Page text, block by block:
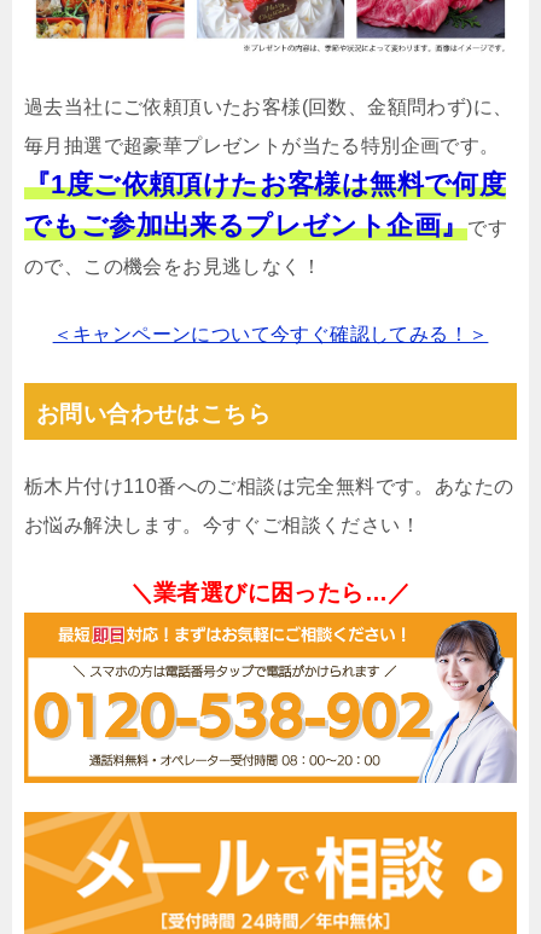
過去当社にご依頼頂いたお客様(回数、金額問わず)に、
毎月抽選で超豪華プレゼントが当たる特別企画です。
『1度ご依頼頂けたお客様は無料で何度
でもご参加出来るプレゼント企画』です
ので、この機会をお見逃しなく！
＜キャンペーンについて今すぐ確認してみる！＞
お問い合わせはこちら
栃木片付け110番へのご相談は完全無料です。あなたの
お悩み解決します。今すぐご相談ください！
＼業者選びに困ったら…／